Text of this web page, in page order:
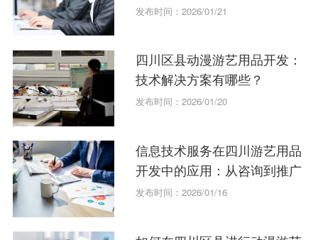
发布时间：2026/01/21
四川区县动漫游艺用品开发：
技术解决方案有哪些？
发布时间：2026/01/20
信息技术服务在四川游艺用品
开发中的应用：从咨询到推广
发布时间：2026/01/16